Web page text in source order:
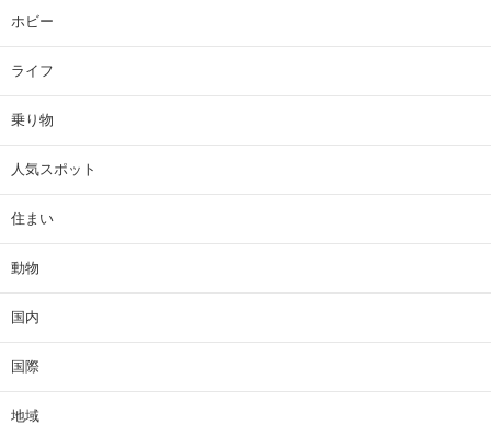
ホビー
ライフ
乗り物
人気スポット
住まい
動物
国内
国際
地域